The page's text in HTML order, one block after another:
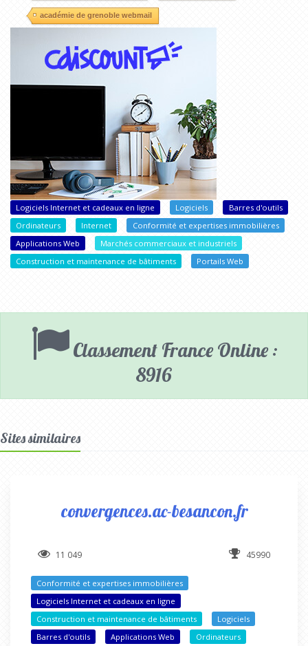
académie de grenoble webmail
Logiciels Internet et cadeaux en ligne Logiciels
Barres d'outils
Ordinateurs
Internet
Conformité et expertises immobilières
Applications Web
Marchés commerciaux et industriels
Construction et maintenance de bâtiments
Portails Web
Classement France Online :
8916
Sites similaires
convergences.ac-besancon.fr
11 049 45990
Conformité et expertises immobilières
Logiciels Internet et cadeaux en ligne
Construction et maintenance de bâtiments
Logiciels
Barres d'outils
Applications Web
Ordinateurs